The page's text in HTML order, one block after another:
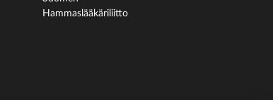
Hammaslääkäriliitto